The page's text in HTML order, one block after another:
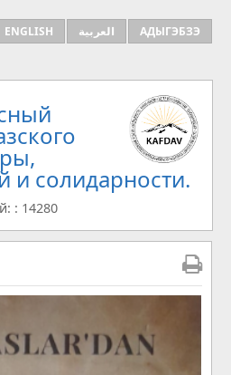
ENGLISH العربية
АДЫГЭБЗЭ
и солидарности.
: 14280